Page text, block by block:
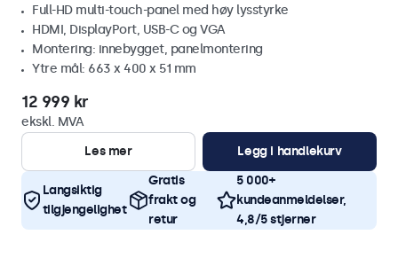
Full-HD multi-touch-panel med høy lysstyrke
HDMI, DisplayPort, USB-C og VGA
Montering: innebygget, panelmontering
Ytre mål: 663 x 400 x 51 mm
12 999 kr
ekskl. MVA
Les mer
Legg i handlekurv
Langsiktig
tilgjengelighet
Gratis
frakt og
retur
5 000+
kundeanmeldelser,
4,8/5 stjerner